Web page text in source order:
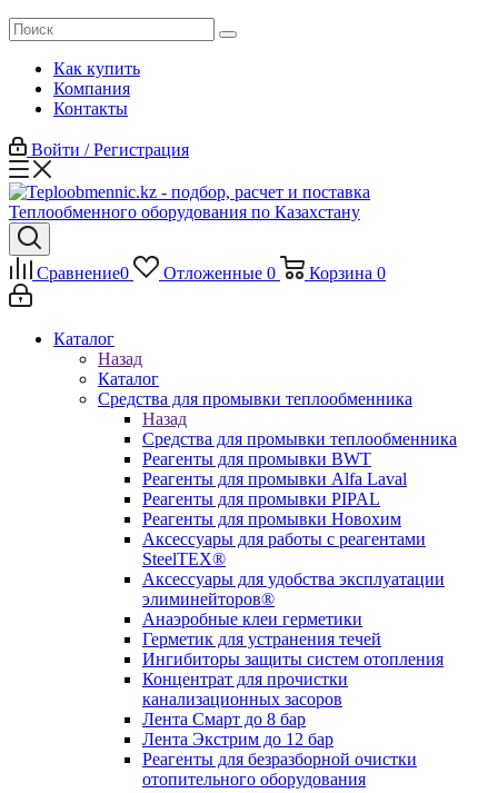
Как купить
Компания
Контакты
Войти / Регистрация
Сравнение0 Отложенные 0 Корзина 0
Каталог
Назад
Каталог
Средства для промывки теплообменника
Назад
Средства для промывки теплообменника
Реагенты для промывки BWT
Реагенты для промывки Alfa Laval
Реагенты для промывки PIPAL
Реагенты для промывки Новохим
Аксессуары для работы с реагентами
SteelTEX®
Аксессуары для удобства эксплуатации
элиминейторов®
Анаэробные клеи герметики
Герметик для устранения течей
Ингибиторы защиты систем отопления
Концентрат для прочистки
канализационных засоров
Лента Смарт до 8 бар
Лента Экстрим до 12 бар
Реагенты для безразборной очистки
отопительного оборудования